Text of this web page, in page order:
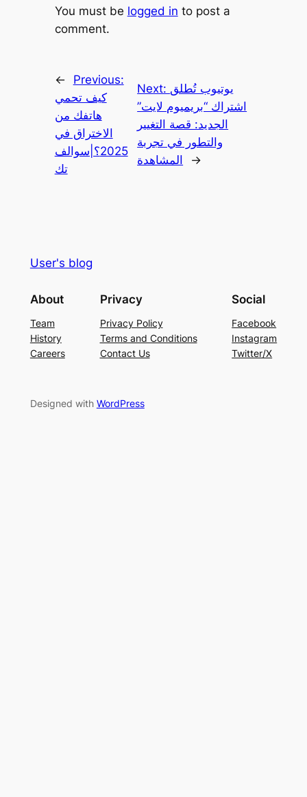
You must be logged in to post a
comment.
←
Previous:
كيف تحمي
هاتفك من
الاختراق في
2025؟|سوالف
تك
Next: يوتيوب تُطلق
اشتراك “بريميوم لايت”
الجديد: قصة التغيير
والتطور في تجربة
المشاهدة
→
User's blog
About
Team
History
Careers
Privacy
Privacy Policy
Terms and Conditions
Contact Us
Social
Facebook
Instagram
Twitter/X
Designed with WordPress